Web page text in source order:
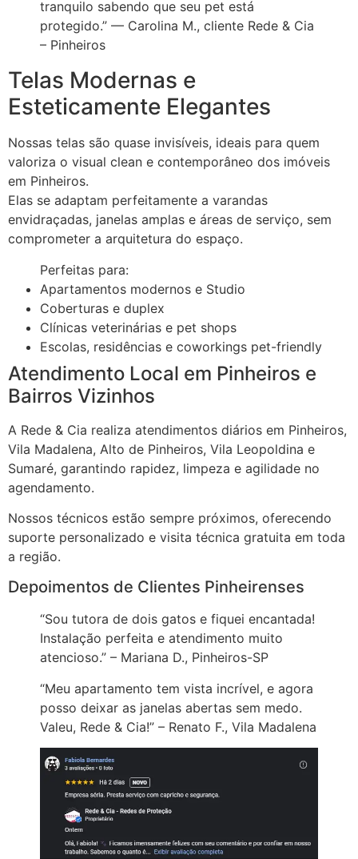
tranquilo sabendo que seu pet está
protegido.” — Carolina M., cliente Rede & Cia
– Pinheiros
Telas Modernas e
Esteticamente Elegantes
Nossas telas são quase invisíveis, ideais para quem
valoriza o visual clean e contemporâneo dos imóveis
em Pinheiros.
Elas se adaptam perfeitamente a varandas
envidraçadas, janelas amplas e áreas de serviço, sem
comprometer a arquitetura do espaço.
Perfeitas para:
Apartamentos modernos e Studio
Coberturas e duplex
Clínicas veterinárias e pet shops
Escolas, residências e coworkings pet-friendly
Atendimento Local em Pinheiros e
Bairros Vizinhos
A Rede & Cia realiza atendimentos diários em Pinheiros,
Vila Madalena, Alto de Pinheiros, Vila Leopoldina e
Sumaré, garantindo rapidez, limpeza e agilidade no
agendamento.
Nossos técnicos estão sempre próximos, oferecendo
suporte personalizado e visita técnica gratuita em toda
a região.
Depoimentos de Clientes Pinheirenses
“Sou tutora de dois gatos e fiquei encantada!
Instalação perfeita e atendimento muito
atencioso.” – Mariana D., Pinheiros-SP
“Meu apartamento tem vista incrível, e agora
posso deixar as janelas abertas sem medo.
Valeu, Rede & Cia!” – Renato F., Vila Madalena